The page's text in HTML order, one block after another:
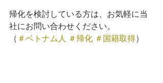
帰化を検討している方は、お気軽に当
社にお問い合わせください。
（ ＃ベトナム人 ＃帰化 ＃国籍取得）